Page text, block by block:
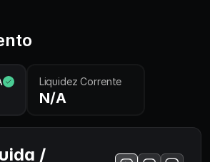
Liquidez Corrente
N/A
/